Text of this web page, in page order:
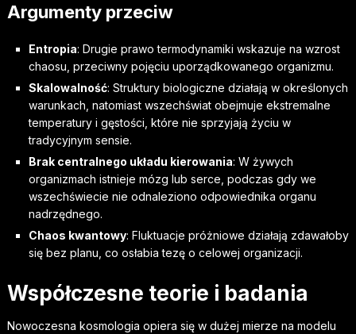
Argumenty przeciw
Entropia: Drugie prawo termodynamiki wskazuje na wzrost
chaosu, przeciwny pojęciu uporządkowanego organizmu.
Skalowalność: Struktury biologiczne działają w określonych
warunkach, natomiast wszechświat obejmuje ekstremalne
temperatury i gęstości, które nie sprzyjają życiu w
tradycyjnym sensie.
Brak centralnego układu kierowania: W żywych
organizmach istnieje mózg lub serce, podczas gdy we
wszechświecie nie odnaleziono odpowiednika organu
nadrzędnego.
Chaos kwantowy: Fluktuacje próżniowe działają zdawałoby
się bez planu, co osłabia tezę o celowej organizacji.
Współczesne teorie i badania
Nowoczesna kosmologia opiera się w dużej mierze na modelu